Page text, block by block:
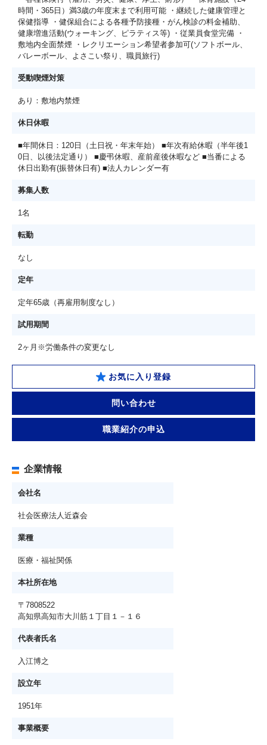
時間・365日）満3歳の年度末まで利用可能 ・継続した健康管理と
保健指導 ・健保組合による各種予防接種・がん検診の料金補助、
健康増進活動(ウォーキング、ピラティス等) ・従業員食堂完備 ・
敷地内全面禁煙 ・レクリエーション希望者参加可(ソフトボール、
バレーボール、よさこい祭り、職員旅行)
受動喫煙対策
あり：敷地内禁煙
休日休暇
■年間休日：120日（土日祝・年末年始） ■年次有給休暇（半年後1
0日、以後法定通り） ■慶弔休暇、産前産後休暇など ■当番による
休日出勤有(振替休日有) ■法人カレンダー有
募集人数
1名
転勤
なし
定年
定年65歳（再雇用制度なし）
試用期間
2ヶ月※労働条件の変更なし
お気に入り登録
問い合わせ
職業紹介の申込
企業情報
会社名
社会医療法人近森会
業種
医療・福祉関係
本社所在地
〒7808522
高知県高知市大川筋１丁目１－１６
代表者氏名
入江博之
設立年
1951年
事業概要